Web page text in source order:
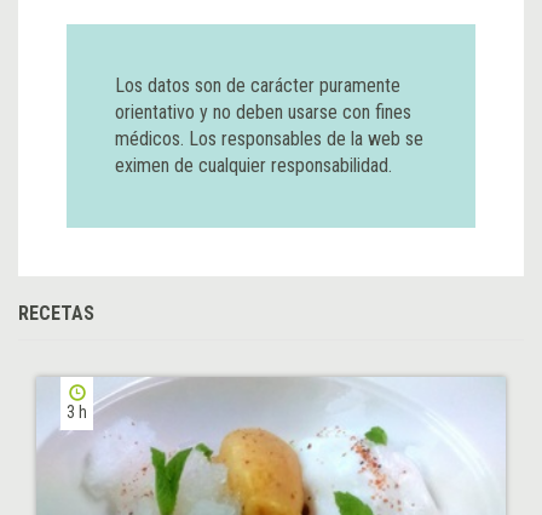
Los datos son de carácter puramente
orientativo y no deben usarse con fines
médicos. Los responsables de la web se
eximen de cualquier responsabilidad.
RECETAS
3 h